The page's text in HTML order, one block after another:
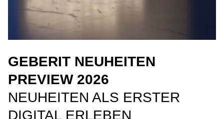
GEBERIT NEUHEITEN
PREVIEW 2026
NEUHEITEN ALS ERSTER
DIGITAL ERLEBEN